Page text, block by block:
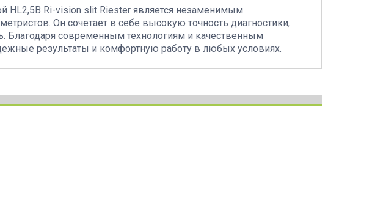
HL2,5В Ri-vision slit Riester является незаменимым
Он сочетает в себе высокую точность диагностики,
Благодаря современным технологиям и качественным
результаты и комфортную работу в любых условиях.